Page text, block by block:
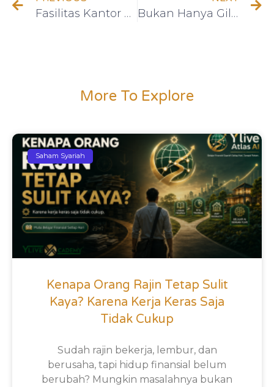
Fasilitas Kantor yang Diperlukan untuk Kesukseskan Bisnis Bukan Hanya Gili Trawangan, 8 Destinasi Wisata Wajib di Daerah Nusa Tenggara yang Harus Anda Kunjungi!
More To Explore
Saham Syariah
Kenapa Orang Rajin Tetap Sulit
Kaya? Karena Kerja Keras Saja
Tidak Cukup
Sudah rajin bekerja, lembur, dan
berusaha, tapi hidup finansial belum
berubah? Mungkin masalahnya bukan